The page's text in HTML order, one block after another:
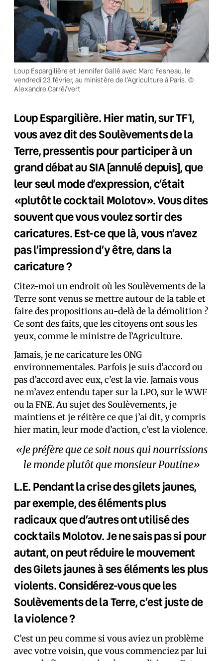
Loup Espargilière et Jennifer Gallé avec Marc Fesneau, le
vendredi 23 février, au ministère de l’Agriculture à Paris. ©
Alexandre Carré/Vert
Loup Espargilière. Hier matin, sur TF1,
vous avez dit des Soulèvements de la
Terre, pressentis pour participer à un
grand débat au SIA [annulé depuis], que
leur seul mode d’expression, c’était
«plutôt le cocktail Molotov». Vous dites
souvent que vous voulez sortir des
caricatures. Est-ce que là, vous n’avez
pas l’impression d’y être, dans la
caricature ?
Citez-moi un endroit où les Soulèvements de la
Terre sont venus se mettre autour de la table et
faire des propositions au-delà de la démolition ?
Ce sont des faits, que les citoyens ont sous les
yeux, comme le ministre de l’Agriculture.
Jamais, je ne caricature les ONG
environnementales. Parfois je suis d’accord ou
pas d’accord avec eux, c’est la vie. Jamais vous
ne m’avez entendu taper sur la LPO, sur le WWF
ou la FNE. Au sujet des Soulèvements, je
maintiens et je réitère ce que j’ai dit, y compris
hier matin, leur mode d’action, c’est la violence.
«Je préfère que ce soit nous qui nourrissions
le monde plutôt que monsieur Poutine»
L.E. Pendant la crise des gilets jaunes,
par exemple, des éléments plus
radicaux que d’autres ont utilisé des
cocktails Molotov. Je ne sais pas si pour
autant, on peut réduire le mouvement
des Gilets jaunes à ses éléments les plus
violents. Considérez-vous que les
Soulèvements de la Terre, c’est juste de
la violence ?
C’est un peu comme si vous aviez un problème
avec votre voisin, que vous commenciez par lui